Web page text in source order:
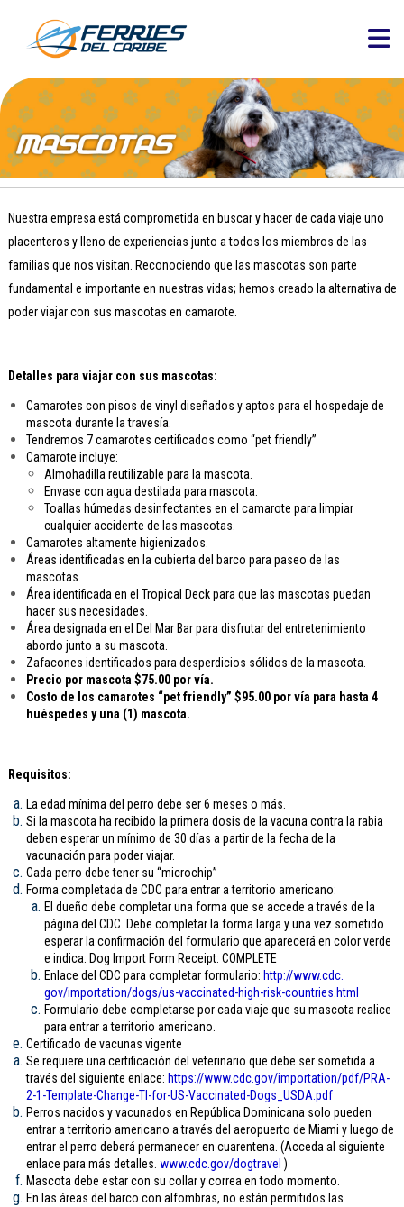
Nuestra empresa está comprometida en buscar y hacer de cada viaje uno
placenteros y lleno de experiencias junto a todos los miembros de las
familias que nos visitan. Reconociendo que las mascotas son parte
fundamental e importante en nuestras vidas; hemos creado la alternativa de
poder viajar con sus mascotas en camarote.
Detalles para viajar con sus mascotas:
Camarotes con pisos de vinyl diseñados y aptos para el hospedaje de
mascota durante la travesía.
Tendremos 7 camarotes certificados como “pet friendly”
Camarote incluye:
Almohadilla reutilizable para la mascota.
Envase con agua destilada para mascota.
Toallas húmedas desinfectantes en el camarote para limpiar
cualquier accidente de las mascotas.
Camarotes altamente higienizados.
Áreas identificadas en la cubierta del barco para paseo de las
mascotas.
Área identificada en el Tropical Deck para que las mascotas puedan
hacer sus necesidades.
Área designada en el Del Mar Bar para disfrutar del entretenimiento
abordo junto a su mascota.
Zafacones identificados para desperdicios sólidos de la mascota.
Precio por mascota $75.00 por vía.
Costo de los camarotes “pet friendly” $95.00 por vía para hasta 4
huéspedes y una (1) mascota.
Requisitos:
La edad mínima del perro debe ser 6 meses o más.
Si la mascota ha recibido la primera dosis de la vacuna contra la rabia
deben esperar un mínimo de 30 días a partir de la fecha de la
vacunación para poder viajar.
Cada perro debe tener su “microchip”
Forma completada de CDC para entrar a territorio americano:
El dueño debe completar una forma que se accede a través de la
página del CDC. Debe completar la forma larga y una vez sometido
esperar la confirmación del formulario que aparecerá en color verde
e indica: Dog Import Form Receipt: COMPLETE
Enlace del CDC para completar formulario: http://www.cdc.
gov/importation/dogs/us-vaccinated-high-risk-countries.html
Formulario debe completarse por cada viaje que su mascota realice
para entrar a territorio americano.
Certificado de vacunas vigente
Se requiere una certificación del veterinario que debe ser sometida a
través del siguiente enlace: https://www.cdc.gov/importation/pdf/PRA-
2-1-Template-Change-TI-for-US-Vaccinated-Dogs_USDA.pdf
Perros nacidos y vacunados en República Dominicana solo pueden
entrar a territorio americano a través del aeropuerto de Miami y luego de
entrar el perro deberá permanecer en cuarentena. (Acceda al siguiente
enlace para más detalles. www.cdc.gov/dogtravel )
Mascota debe estar con su collar y correa en todo momento.
En las áreas del barco con alfombras, no están permitidos las